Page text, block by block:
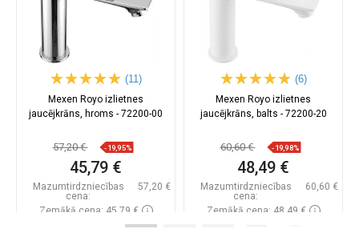
(11)
Mexen Royo izlietnes
jaucējkrāns, hroms - 72200-00
57,20 € -19,95%
45,79 €
Mazumtirdzniecības
cena:
57,20 €
Zemākā cena: 45,79 €
Pieejamās vispirms
(6)
Mexen Royo izlietnes
jaucējkrāns, balts - 72200-20
60,60 € -19,98%
48,49 €
Mazumtirdzniecības
cena:
60,60 €
Zemākā cena: 48,49 €